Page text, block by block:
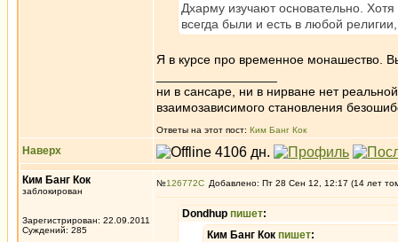
Дхарму изучают основательно.
всегда были и есть в любой
Я в курсе про временное монашество.
ни в сансаре, ни в нирване нет
взаимозависимого становления
Ответы на этот пост: Ким Банг Кок
Наверх
Ким Банг Кок
заблокирован
Зарегистрирован: 22.09.2011
Суждений: 285
№126772 Добавлено: Пт 28 Сен 12, 12:17 (14 лет
Dondhup пишет:
Ким Банг Кок пишет: